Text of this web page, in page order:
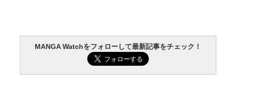
MANGA Watchをフォローして最新記事をチェック！